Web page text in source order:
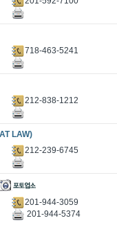
718-463-5241
212-838-1212
LAW)
212-239-6745
201-944-3059
201-944-5374